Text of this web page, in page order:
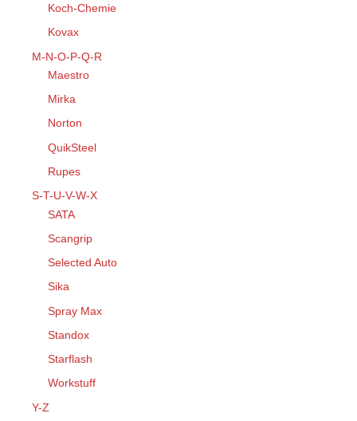
Koch-Chemie
Kovax
M-N-O-P-Q-R
Maestro
Mirka
Norton
QuikSteel
Rupes
S-T-U-V-W-X
SATA
Scangrip
Selected Auto
Sika
Spray Max
Standox
Starflash
Workstuff
Y-Z